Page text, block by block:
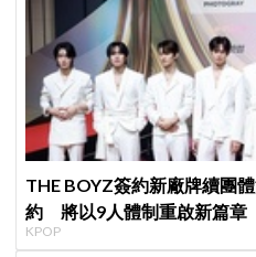
THE BOYZ簽約新廠牌續團
約 將以9人體制重啟新篇章
KPOP